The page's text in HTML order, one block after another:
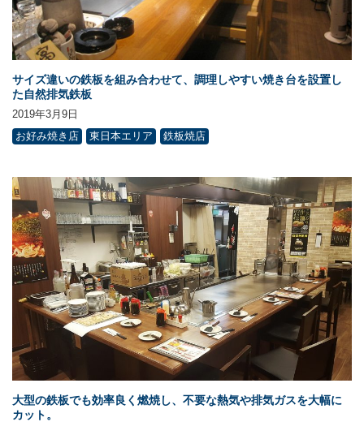
サイズ違いの鉄板を組み合わせて、調理しやすい焼き台を設置し
た自然排気鉄板
2019年3月9日
お好み焼き店
東日本エリア 鉄板焼店
大型の鉄板でも効率良く燃焼し、不要な熱気や排気ガスを大幅に
カット。